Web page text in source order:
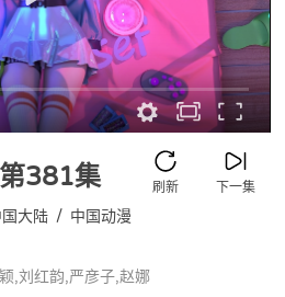
381集 下一集
刷新
国大陆 / 中国动漫
,刘红韵,严彦子,赵娜